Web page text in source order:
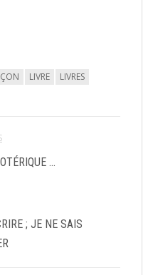
LIVRE LIVRES
…
; JE NE SAIS